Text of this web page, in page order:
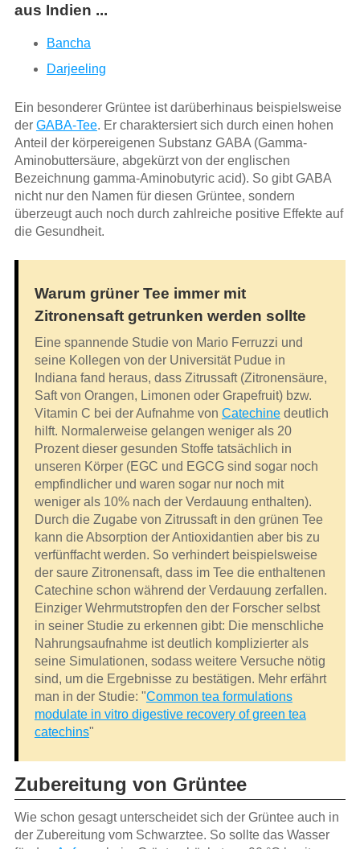
aus Indien ...
Bancha
Darjeeling
Ein besonderer Grüntee ist darüberhinaus beispielsweise
der GABA-Tee. Er charaktersiert sich durch einen hohen
Anteil der körpereigenen Substanz GABA (Gamma-
Aminobuttersäure, abgekürzt von der englischen
Bezeichnung gamma-Aminobutyric acid). So gibt GABA
nicht nur den Namen für diesen Grüntee, sondern
überzeugt auch noch durch zahlreiche positive Effekte auf
die Gesundheit.
Warum grüner Tee immer mit
Zitronensaft getrunken werden sollte
Eine spannende Studie von Mario Ferruzzi und
seine Kollegen von der Universität Pudue in
Indiana fand heraus, dass Zitrussaft (Zitronensäure,
Saft von Orangen, Limonen oder Grapefruit) bzw.
Vitamin C bei der Aufnahme von Catechinedeutlich
hilft. Normalerweise gelangen weniger als 20
Prozent dieser gesunden Stoffe tatsächlich in
unseren Körper (EGC und EGCG sind sogar noch
empfindlicher und waren sogar nur noch mit
weniger als 10% nach der Verdauung enthalten).
Durch die Zugabe von Zitrussaft in den grünen Tee
kann die Absorption der Antioxidantien aber bis zu
verfünffacht werden. So verhindert beispielsweise
der saure Zitronensaft, dass im Tee die enthaltenen
Catechine schon während der Verdauung zerfallen.
Einziger Wehrmutstropfen den der Forscher selbst
in seiner Studie zu erkennen gibt: Die menschliche
Nahrungsaufnahme ist deutlich komplizierter als
seine Simulationen, sodass weitere Versuche nötig
sind, um die Ergebnisse zu bestätigen. Mehr erfährt
man in der Studie: "Common tea formulations
modulate in vitro digestive recovery of green tea
catechins"
Zubereitung von Grüntee
Wie schon gesagt unterscheidet sich der Grüntee auch in
der Zubereitung vom Schwarztee. So sollte das Wasser